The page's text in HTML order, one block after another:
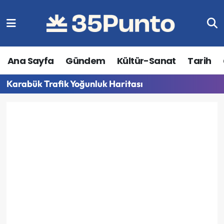
Ana Sayfa Gündem Kültür-Sanat Tarih
Karabük Trafik Yoğunluk Haritası